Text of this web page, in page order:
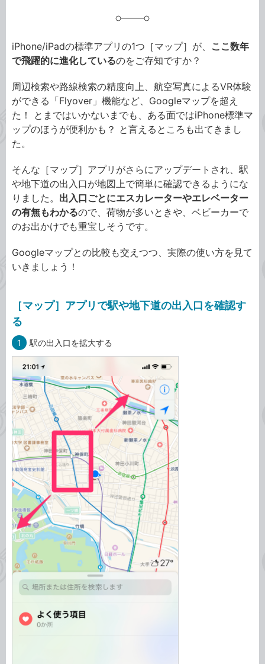
iPhone/iPadの標準アプリの1つ［マップ］が、 ここ数年
で飛躍的に進化しているのをご存知ですか？
周辺検索や路線検索の精度向上、航空写真によるVR体験
ができる「Flyover」機能など、Googleマップを超え
た！ とまではいかないまでも、ある面ではiPhone標準マ
ップのほうが便利かも？ と言えるところも出てきまし
た。
そんな［マップ］アプリがさらにアップデートされ、駅
や地下道の出入口が地図上で簡単に確認できるようにな
りました。 出入口ごとにエスカレーターやエレベーター
の有無もわかるので、荷物が多いときや、ベビーカーで
のお出かけでも重宝しそうです。
Googleマップとの比較も交えつつ、実際の使い方を見て
いきましょう！
［マップ］アプリで駅や地下道の出入口を確認す
る
1 駅の出入口を拡大する